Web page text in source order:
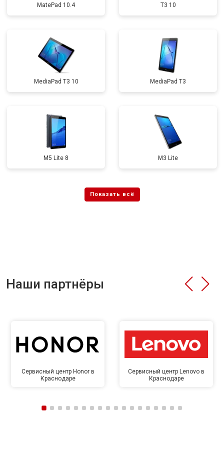
MatePad 10.4 T3 10
MediaPad T3 10 MediaPad T3
M5 Lite 8 M3 Lite
Наши партнёры
Сервисный центр Honor в
Краснодаре
Сервисный центр Lenovo в
Краснодаре